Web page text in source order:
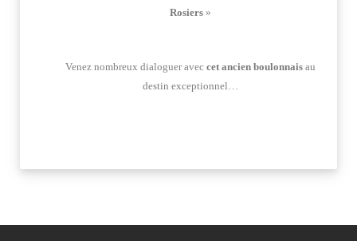
Rosiers »
Venez nombreux dialoguer avec cet ancien boulonnais au
destin exceptionnel…